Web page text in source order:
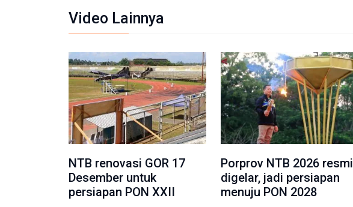
Video Lainnya
NTB renovasi GOR 17
Desember untuk
persiapan PON XXII
Porprov NTB 2026 resmi
digelar, jadi persiapan
menuju PON 2028